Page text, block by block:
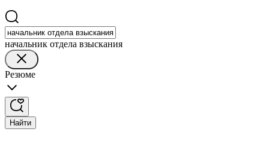
начальник отдела взыскания
Резюме
Найти